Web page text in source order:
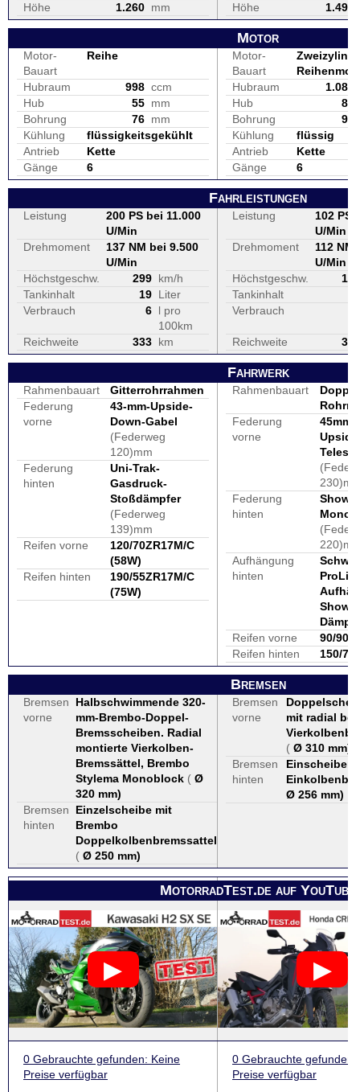
Höhe
1.260 mm
Höhe
1.490
Motor
Motor-
Bauart
Reihe
Hubraum 998 ccm
Hub
55 mm
Bohrung
76 mm
Kühlung
flüssigkeitsgekühlt
Antrieb
Kette
Gänge
6
Motor-
Bauart
Hubraum
1.084
Hub
82
Bohrung
92
Kühlung
flüssig
Antrieb
Kette
Gänge
6
Fahrleistungen
Leistung
200 PS bei 11.000
U/Min
Drehmoment
137 NM bei 9.500
U/Min
Höchstgeschw.
299 km/h
Tankinhalt
19 Liter
Verbrauch
6 l pro
100km
Reichweite
333 km
Leistung
102 PS
U/Min
Drehmoment
112 NM
U/Min
Höchstgeschw.
199
Tankinhalt
Verbrauch
Reichweite 384
Fahrwerk
Rahmenbauart
Gitterrohrrahmen
Federung
vorne
43-mm-Upside-
Down-Gabel
(Federweg
120)mm
Federung
hinten
Uni-Trak-
Gasdruck-
Stoßdämpfer
(Federweg
139)mm
Reifen vorne
120/70ZR17M/C
(58W)
Reifen hinten
190/55ZR17M/C
(75W)
Rahmenbauart
Federung
vorne
45mm
Federung
hinten
Showa
Aufhängung
hinten
Showa
Reifen vorne
90/90-
Reifen hinten
150/
Bremsen
Bremsen
vorne
Halbschwimmende 320-
mm-Brembo-Doppel-
Bremsscheiben. Radial
montierte Vierkolben-
Bremssättel, Brembo
Stylema Monoblock ( Ø
320 mm)
Bremsen
hinten
Einzelscheibe mit
Brembo
Doppelkolbenbremssattel
( Ø 250 mm)
Bremsen
vorne
mit radial
( Ø 310 mm)
Bremsen
hinten
Ø 256 mm)
MotorradTest.de auf YouTube
0 Gebrauchte gefunden: Keine
Preise verfügbar
0 Gebrauchte gefunden
Preise verfügbar